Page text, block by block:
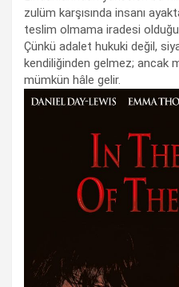
zulüm karşısında insanı
teslim olmama iradesi
Çünkü adalet hukuki değil,
kendiliğinden gelmez; ancak
mümkün hâle gelir.